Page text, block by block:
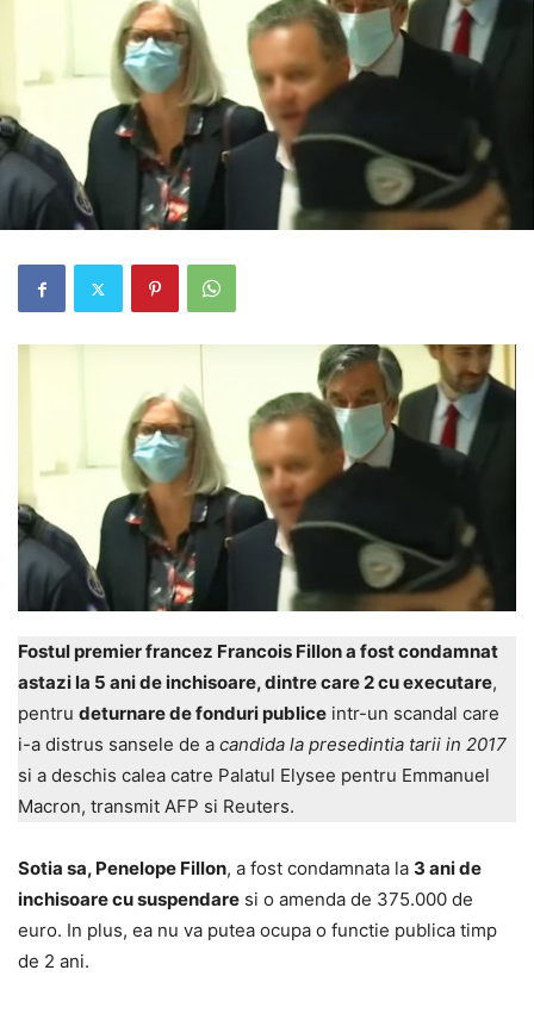
Fostul premier francez Francois Fillon a fost condamnat
astazi la 5 ani de inchisoare, dintre care 2 cu executare,
pentru deturnare de fonduri publice intr-un scandal care
i-a distrus sansele de a candida la presedintia tarii in 2017
si a deschis calea catre Palatul Elysee pentru Emmanuel
Macron, transmit AFP si Reuters.
Sotia sa, Penelope Fillon, a fost condamnata la 3 ani de
inchisoare cu suspendare si o amenda de 375.000 de
euro. In plus, ea nu va putea ocupa o functie publica timp
de 2 ani.